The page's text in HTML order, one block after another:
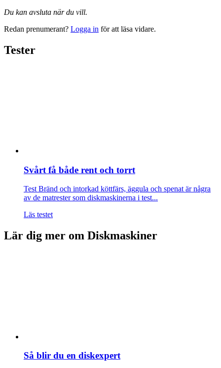
Du kan avsluta när du vill.
Redan prenumerant? Logga in för att läsa vidare.
Tester
Svårt få både rent och torrt
Test Bränd och intorkad köttfärs, äggula och spenat är några
av de matrester som diskmaskinerna i test...
Läs testet
Lär dig mer om Diskmaskiner
Så blir du en diskexpert